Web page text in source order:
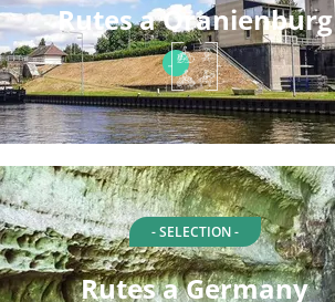
Rutes a Oranienburg
- SELECTION -
Rutes a Germany